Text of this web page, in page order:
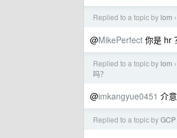
Replied to a topic by lom ›
@MikePerfect 你是 hr
Replied to a topic by lom ›
吗？
@imkangyue0451 介
Replied to a topic byGCP